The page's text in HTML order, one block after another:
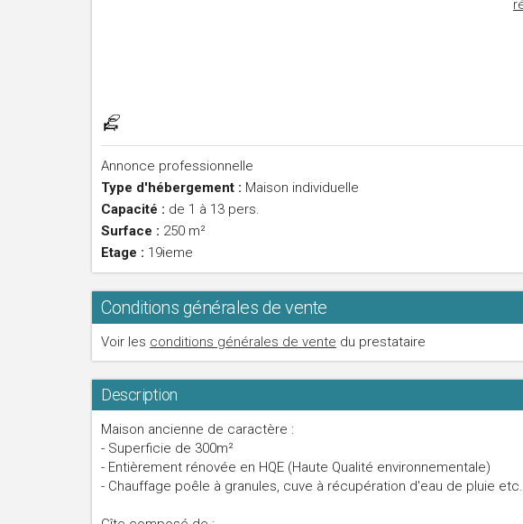
Annonce professionnelle
Type d'hébergement : Maison individuelle
Capacité : de 1 à 13 pers.
Surface : 250 m²
Etage : 19ieme
Conditions générales de vente
Voir les conditions générales de vente du prestataire
Description
Maison ancienne de caractère :
- Superficie de 300m²
- Entièrement rénovée en HQE (Haute Qualité environnementale)
- Chauffage poêle à granules, cuve à récupération d'eau de pluie etc.